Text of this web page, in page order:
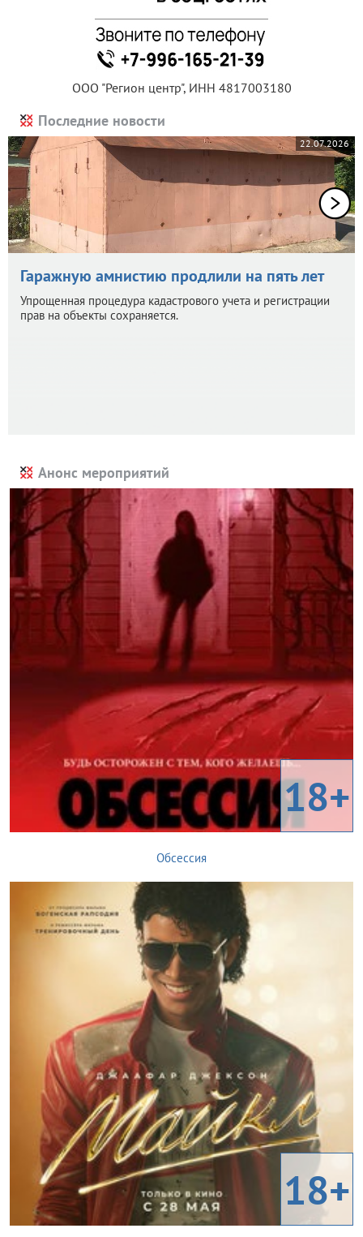
ООО "Регион центр", ИНН 4817003180
Последние новости
22.07.2026
Гаражную амнистию продлили на пять лет
Упрощенная процедура кадастрового учета и регистрации
прав на объекты сохраняется.
Анонс мероприятий
18+
Обсессия
18+